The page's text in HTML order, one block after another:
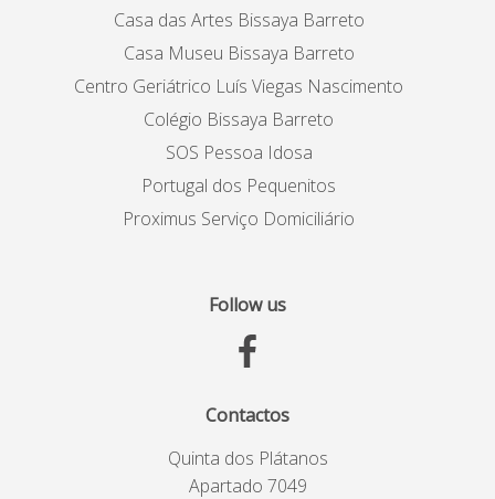
Casa das Artes Bissaya Barreto
Casa Museu Bissaya Barreto
Centro Geriátrico Luís Viegas Nascimento
Colégio Bissaya Barreto
SOS Pessoa Idosa
Portugal dos Pequenitos
Proximus Serviço Domiciliário
Follow us
Contactos
Quinta dos Plátanos
Apartado 7049